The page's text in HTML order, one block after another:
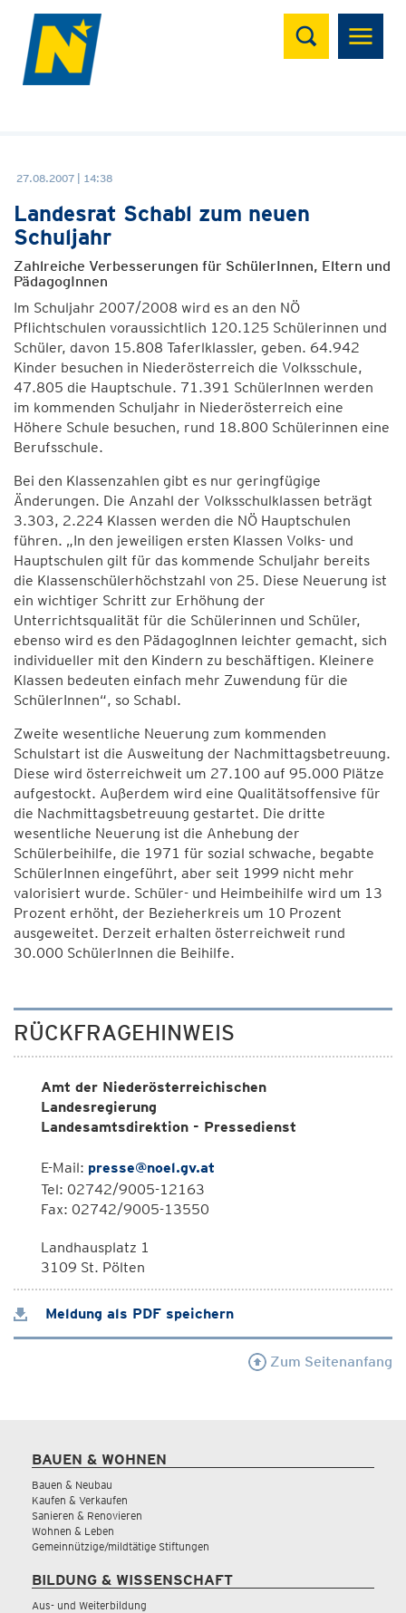
Suchen
27.08.2007 | 14:38
Landesrat Schabl zum neuen
Schuljahr
Zahlreiche Verbesserungen für SchülerInnen, Eltern und
PädagogInnen
Im Schuljahr 2007/2008 wird es an den NÖ
Pflichtschulen voraussichtlich 120.125 Schülerinnen und
Schüler, davon 15.808 Taferlklassler, geben. 64.942
Kinder besuchen in Niederösterreich die Volksschule,
47.805 die Hauptschule. 71.391 SchülerInnen werden
im kommenden Schuljahr in Niederösterreich eine
Höhere Schule besuchen, rund 18.800 Schülerinnen eine
Berufsschule.
Bei den Klassenzahlen gibt es nur geringfügige
Änderungen. Die Anzahl der Volksschulklassen beträgt
3.303, 2.224 Klassen werden die NÖ Hauptschulen
führen. „In den jeweiligen ersten Klassen Volks- und
Hauptschulen gilt für das kommende Schuljahr bereits
die Klassenschülerhöchstzahl von 25. Diese Neuerung ist
ein wichtiger Schritt zur Erhöhung der
Unterrichtsqualität für die Schülerinnen und Schüler,
ebenso wird es den PädagogInnen leichter gemacht, sich
individueller mit den Kindern zu beschäftigen. Kleinere
Klassen bedeuten einfach mehr Zuwendung für die
SchülerInnen“, so Schabl.
Zweite wesentliche Neuerung zum kommenden
Schulstart ist die Ausweitung der Nachmittagsbetreuung.
Diese wird österreichweit um 27.100 auf 95.000 Plätze
aufgestockt. Außerdem wird eine Qualitätsoffensive für
die Nachmittagsbetreuung gestartet. Die dritte
wesentliche Neuerung ist die Anhebung der
Schülerbeihilfe, die 1971 für sozial schwache, begabte
SchülerInnen eingeführt, aber seit 1999 nicht mehr
valorisiert wurde. Schüler- und Heimbeihilfe wird um 13
Prozent erhöht, der Bezieherkreis um 10 Prozent
ausgeweitet. Derzeit erhalten österreichweit rund
30.000 SchülerInnen die Beihilfe.
RÜCKFRAGEHINWEIS
Amt der Niederösterreichischen
Landesregierung
Landesamtsdirektion - Pressedienst
E-Mail: presse@noel.gv.at
Tel: 02742/9005-12163
Fax: 02742/9005-13550
Landhausplatz 1
3109 St. Pölten
Meldung als PDF speichern
Zum Seitenanfang
BAUEN & WOHNEN
Bauen & Neubau
Kaufen & Verkaufen
Sanieren & Renovieren
Wohnen & Leben
Gemeinnützige/mildtätige Stiftungen
BILDUNG & WISSENSCHAFT
Aus- und Weiterbildung